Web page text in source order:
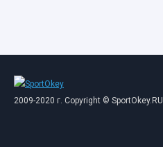
2009-2020 г. Copyright © SportOkey.RU